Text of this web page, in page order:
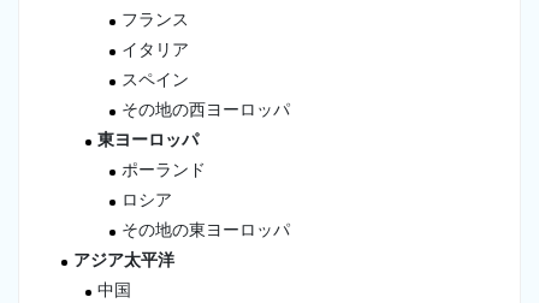
フランス
イタリア
スペイン
その地の西ヨーロッパ
東ヨーロッパ
ポーランド
ロシア
その地の東ヨーロッパ
アジア太平洋
中国